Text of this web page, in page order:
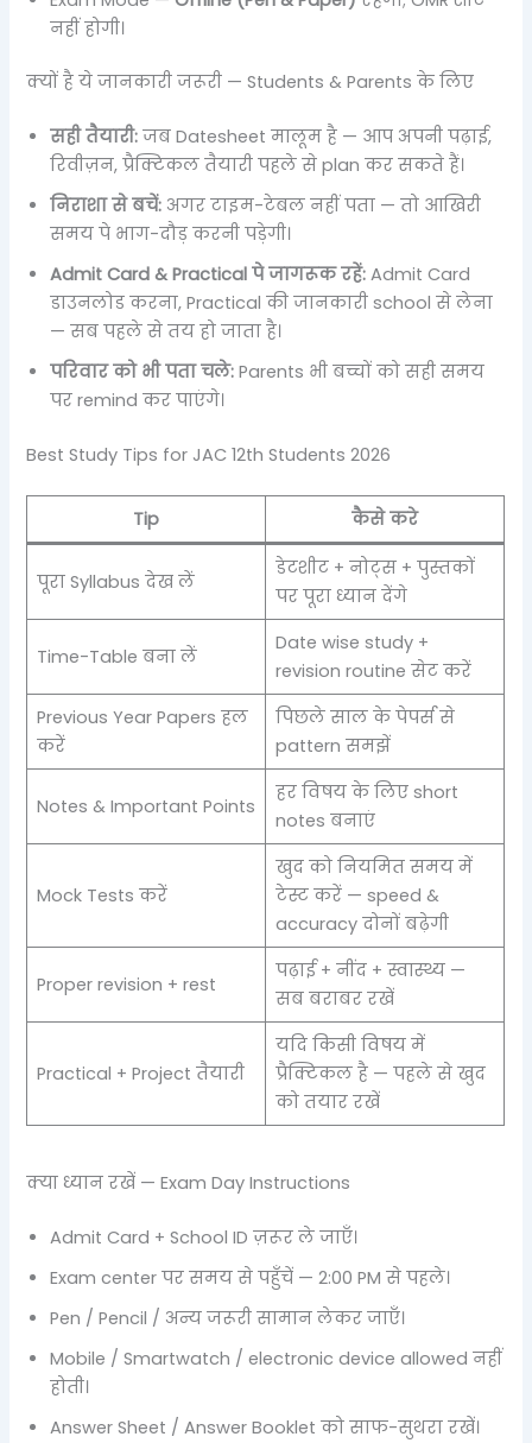
नहीं होगी।
क्यों है ये जानकारी जरूरी — Students & Parents के लिए
सही तैयारी: जब Datesheet मालूम है — आप अपनी पढ़ाई,
रिवीज़न, प्रैक्टिकल तैयारी पहले से plan कर सकते हैं।
निराशा से बचें: अगर टाइम-टेबल नहीं पता — तो आखिरी
समय पे भाग-दौड़ करनी पड़ेगी।
Admit Card & Practical पे जागरूक रहें: Admit Card
डाउनलोड करना, Practical की जानकारी school से लेना
— सब पहले से तय हो जाता है।
परिवार को भी पता चले: Parents भी बच्चों को सही समय
पर remind कर पाएंगे।
Best Study Tips for JAC 12th Students 2026
Tip कैसे करे
पूरा Syllabus देख लें
डेटशीट + नोट्स + पुस्तकों
पर पूरा ध्यान देंगे
Time-Table बना लें
Date wise study +
revision routine सेट करें
Previous Year Papers हल
करें
पिछले साल के पेपर्स से
pattern समझें
Notes & Important Points
हर विषय के लिए short
notes बनाएं
Mock Tests करें
खुद को नियमित समय में
टेस्ट करें — speed &
accuracy दोनों बढ़ेगी
Proper revision + rest
पढ़ाई + नींद + स्वास्थ्य —
सब बराबर रखें
Practical + Project तैयारी
यदि किसी विषय में
प्रैक्टिकल है — पहले से खुद
को तयार रखें
क्या ध्यान रखें — Exam Day Instructions
Admit Card + School ID ज़रूर ले जाएँ।
Exam center पर समय से पहुँचें — 2:00 PM से पहले।
Pen / Pencil / अन्य जरूरी सामान लेकर जाएँ।
Mobile / Smartwatch / electronic device allowed नहीं
होती।
Answer Sheet / Answer Booklet को साफ-सुथरा रखें।